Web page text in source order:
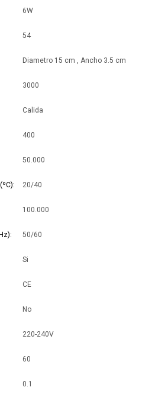
6W
54
Diametro 15 cm , Ancho 3.5 cm
3000
Calida
400
50.000
20/40
100.000
50/60
Si
CE
No
220-240V
60
0.1